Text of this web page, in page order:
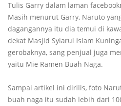
Tulis Garry dalam laman
Masih menurut Garry, Naruto
dagangannya itu dia temui di
dekat Masjid Syiarul Islam
gerobaknya, sang penjual juga
yaitu Mie Ramen Buah Naga.
Sampai artikel ini dirilis, foto
buah naga itu sudah lebih dari